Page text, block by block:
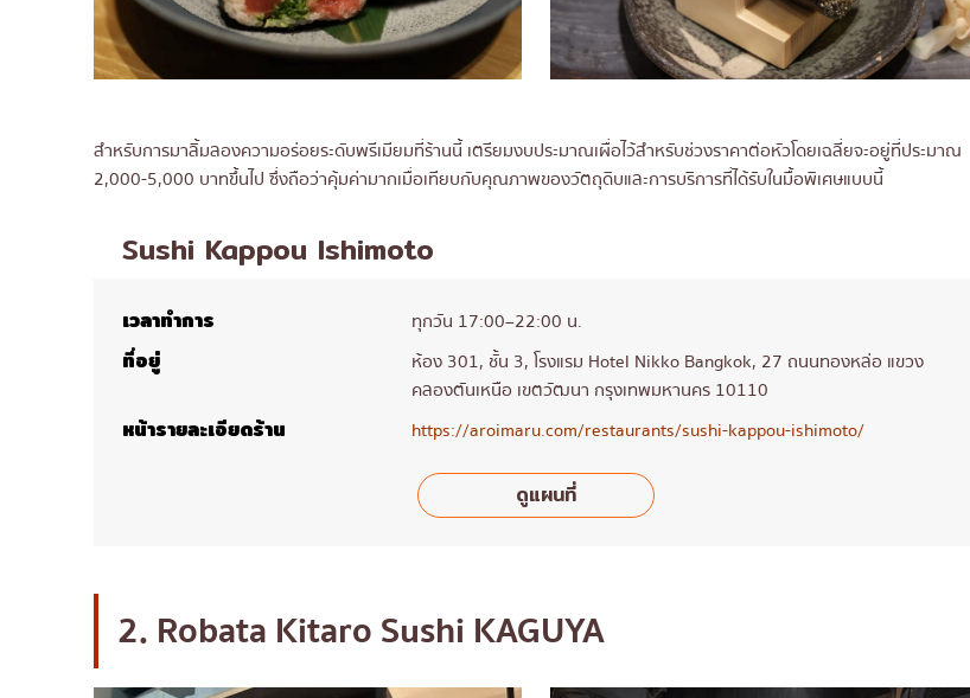
สำหรับการมาลิ้มลองความอร่อยระดับพรีเมียมที่ร้านนี้ เตรียมงบประมาณเผื่อไว้สำหรับช่วงราคาต่อหัวโดยเฉลี่ยจะอยู่ที่ประมาณ
2,000-5,000 บาทขึ้นไป ซึ่งถือว่าคุ้มค่ามากเมื่อเทียบกับคุณภาพของวัตถุดิบและการบริการที่ได้รับในมื้อพิเศษแบบนี้
Sushi Kappou Ishimoto
เวลาทำการ ทุกวัน 17:00–22:00 น.
ที่อยู่
ห้อง 301, ชั้น 3, โรงแรม Hotel Nikko Bangkok, 27 ถนนทองหล่อ แขวง
คลองตันเหนือ เขตวัฒนา กรุงเทพมหานคร 10110
หน้ารายละเอียดร้าน https://aroimaru.com/restaurants/sushi-kappou-ishimoto/
ดูแผนที่
2. Robata Kitaro Sushi KAGUYA